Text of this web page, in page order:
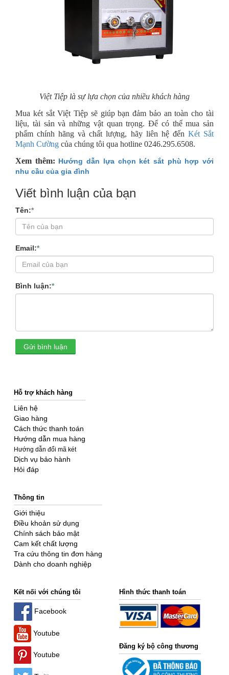
Việt Tiệp là sự lựa chọn của nhiều khách hàng
Mua két sắt Việt Tiệp sẽ giúp bạn đảm bảo an toàn cho tài
liệu, tài sản và những vật quan trọng. Để có thể mua sản
phẩm chính hãng và chất lượng, hãy liên hệ đến Két Sắt
Mạnh Cường của chúng tôi qua hotline 0246.295.6508.
Xem thêm: Hướng dẫn lựa chọn két sắt phù hợp với
nhu cầu của gia đình
Viết bình luận của bạn
Tên:*
Email:*
Bình luận:*
Gửi bình luận
Hỗ trợ khách hàng
Liên hệ
Giao hàng
Cách thức thanh toán
Hướng dẫn mua hàng
Hướng dẫn đổi mã két
Dịch vụ bảo hành
Hỏi đáp
Thông tin
Giới thiệu
Điều khoản sử dụng
Chính sách bảo mật
Cam kết chất lượng
Tra cứu thông tin đơn hàng
Dành cho doanh nghiệp
Kết nối với chúng tôi
Facebook
Youtube
Youtube
Hình thức thanh toán
Đăng ký bộ công thương